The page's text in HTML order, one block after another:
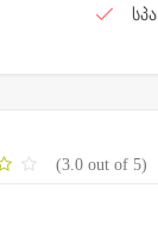
სპა
(3.0 out of 5)